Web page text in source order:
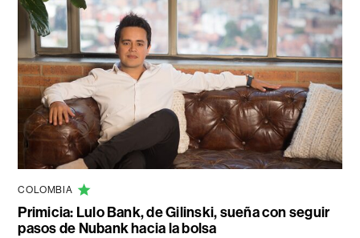
COLOMBIA
Primicia: Lulo Bank, de Gilinski, sueña con seguir
pasos de Nubank hacia la bolsa